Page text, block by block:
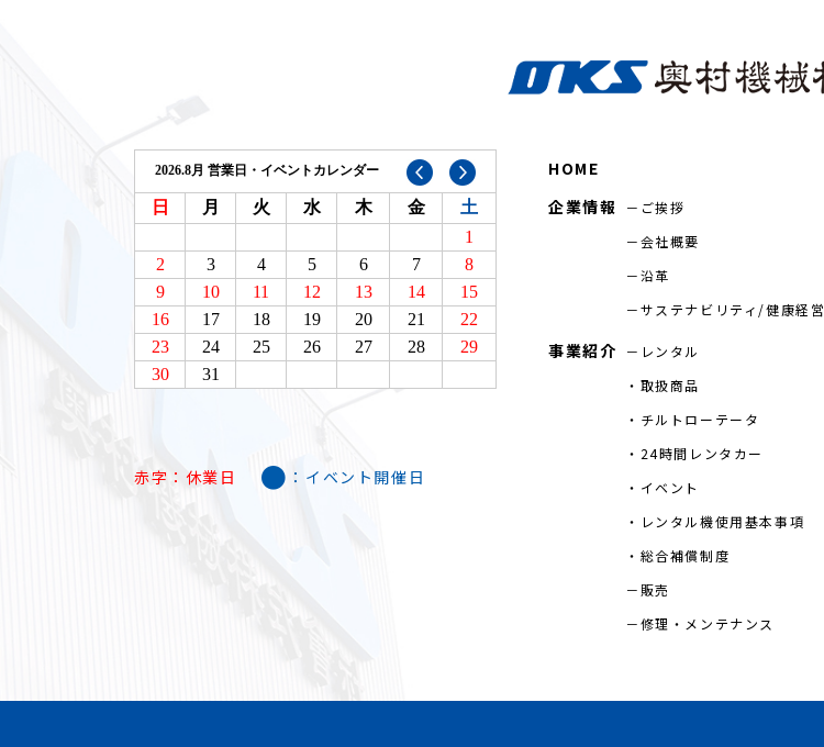
赤字：休業日 ● ：イベント開催日
HOME
企業情報
ご挨拶
会社概要
沿革
サステナビリティ/健康経営
事業紹介
レンタル
取扱商品
チルトローテータ
24時間レンタカー
イベント
レンタル機使用基本事項
総合補償制度
販売
修理・メンテナンス